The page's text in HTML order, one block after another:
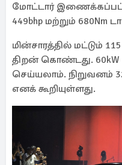
மோட்டார்
449bhp மற்றும் 680Nm
மின்சாரத்தில் மட்டும்
திறன் கொண்டது.
செய்யலாம். நிறுவனம்
எனக் கூறியுள்ளது.